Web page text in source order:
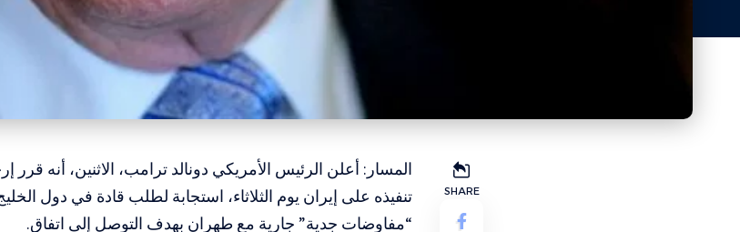
SHARE
المسار: أعلن الرئيس الأمريكي دونالد ترامب، الاثنين، أنه
تنفيذه على إيران يوم الثلاثاء، استجابة لطلب قادة في دول
“مفاوضات جدية” جارية مع طهران بهدف التوصل إلى اتفاق.